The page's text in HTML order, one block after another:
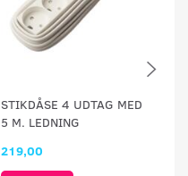
STIKDÅSE 4 UDTAG MED
5 M. LEDNING
219,00